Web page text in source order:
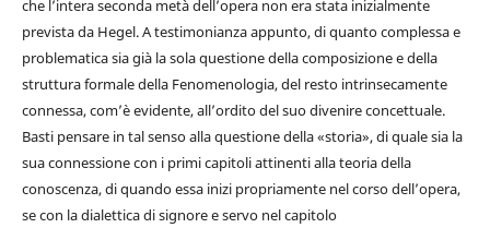
che l’intera seconda metà dell’opera non era stata inizialmente
prevista da Hegel. A testimonianza appunto, di quanto complessa e
problematica sia già la sola questione della composizione e della
struttura formale della Fenomenologia, del resto intrinsecamente
connessa, com’è evidente, all’ordito del suo divenire concettuale.
Basti pensare in tal senso alla questione della «storia», di quale sia la
sua connessione con i primi capitoli attinenti alla teoria della
conoscenza, di quando essa inizi propriamente nel corso dell’opera,
se con la dialettica di signore e servo nel capitolo